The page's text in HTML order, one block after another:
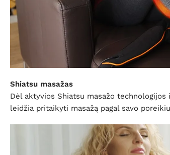
Shiatsu masažas
Dėl aktyvios Shiatsu masažo
leidžia pritaikyti masažą pagal savo